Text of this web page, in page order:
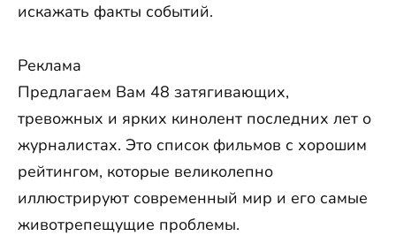
искажать факты событий.
Реклама
Предлагаем Вам 48 затягивающих,
тревожных и ярких кинолент последних лет о
журналистах. Это список фильмов с хорошим
рейтингом, которые великолепно
иллюстрируют современный мир и его самые
животрепещущие проблемы.